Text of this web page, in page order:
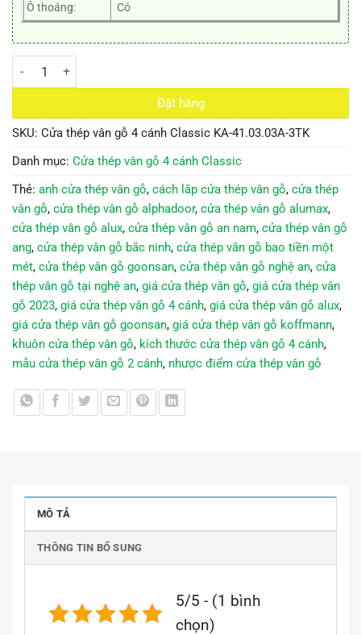
Ô thoáng:
Có
Cửa thép vân gỗ 4 cánh Classic KA-41.03.03A-3TK số lượng
Đặt hàng
SKU: Cửa thép vân gỗ 4 cánh Classic KA-41.03.03A-3TK
Danh mục: Cửa thép vân gỗ 4 cánh Classic
Thẻ: anh cửa thép vân gỗ, cách lắp cửa thép vân gỗ, cửa thép
vân gỗ, cửa thép vân gỗ alphadoor, cửa thép vân gỗ alumax,
cửa thép vân gỗ alux, cửa thép vân gỗ an nam, cửa thép vân gỗ
ang, cửa thép vân gỗ bắc ninh, cửa thép vân gỗ bao tiền một
mét, cửa thép vân gỗ goonsan, cửa thép vân gỗ nghệ an, cửa
thép vân gỗ tại nghệ an, giá cửa thép vân gỗ, giá cửa thép vân
gỗ 2023, giá cửa thép vân gỗ 4 cánh, giá cửa thép vân gỗ alux,
giá cửa thép vân gỗ goonsan, giá cửa thép vân gỗ koffmann,
khuôn cửa thép vân gỗ, kích thước cửa thép vân gỗ 4 cánh,
mẫu cửa thép vân gỗ 2 cánh, nhược điểm cửa thép vân gỗ
MÔ TẢ
THÔNG TIN BỔ SUNG
5/5 - (1 bình
chọn)